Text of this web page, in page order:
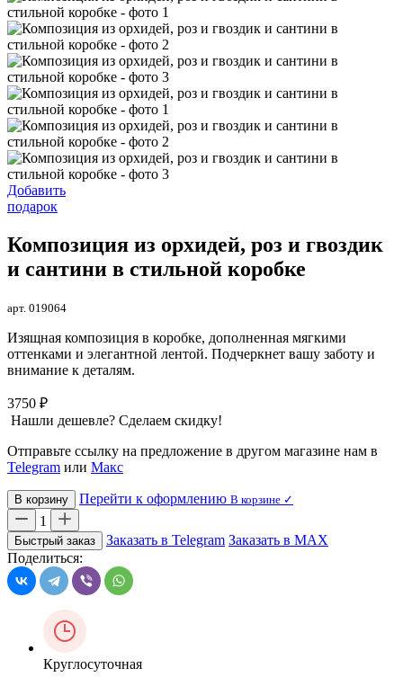
Добавить
подарок
Композиция из орхидей, роз и гвоздик
и сантини в стильной коробке
арт. 019064
Изящная композиция в коробке, дополненная мягкими
оттенками и элегантной лентой. Подчеркнет вашу заботу и
внимание к деталям.
3750 ₽
Нашли дешевле? Сделаем скидку!
Отправьте ссылку на предложение в другом магазине нам в
Telegram или Макс
В корзину Перейти к оформлению В корзине ✓
1
Быстрый заказ Заказать в Telegram Заказать в MAX
Поделиться:
Круглосуточная